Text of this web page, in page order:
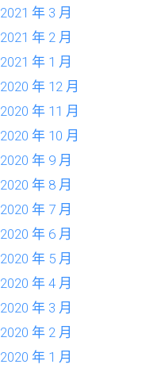
2021 年 3 月
2021 年 2 月
2021 年 1 月
2020 年 12 月
2020 年 11 月
2020 年 10 月
2020 年 9 月
2020 年 8 月
2020 年 7 月
2020 年 6 月
2020 年 5 月
2020 年 4 月
2020 年 3 月
2020 年 2 月
2020 年 1 月